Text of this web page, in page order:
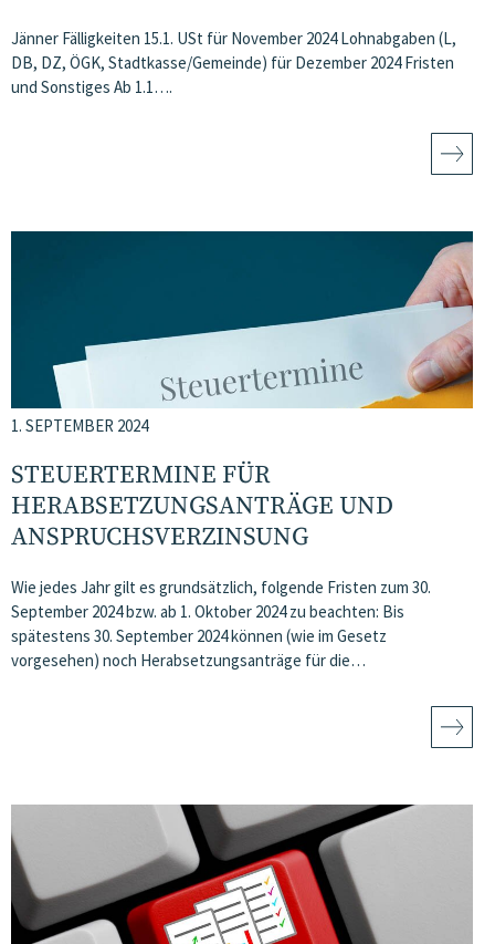
Jänner Fälligkeiten 15.1. USt für November 2024 Lohnabgaben (L,
DB, DZ, ÖGK, Stadtkasse/Gemeinde) für Dezember 2024 Fristen
und Sonstiges Ab 1.1….
1. SEPTEMBER 2024
STEUERTERMINE FÜR
HERABSETZUNGSANTRÄGE UND
ANSPRUCHSVERZINSUNG
Wie jedes Jahr gilt es grundsätzlich, folgende Fristen zum 30.
September 2024 bzw. ab 1. Oktober 2024 zu beachten: Bis
spätestens 30. September 2024 können (wie im Gesetz
vorgesehen) noch Herabsetzungsanträge für die…